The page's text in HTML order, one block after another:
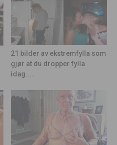
21 bilder av ekstremfylla som
gjør at du dropper fylla
idag.....